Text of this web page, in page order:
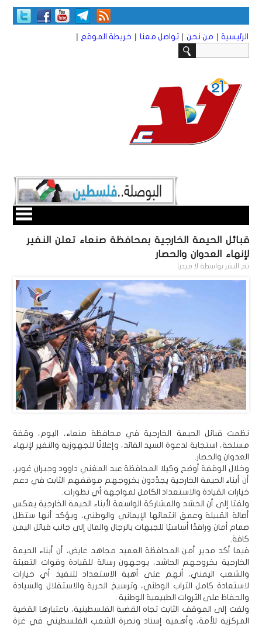
الرئيسية | من نحن | تواصل معنا | خريطة الموقع |
قبائل الحيمة الخارجية بمحافظة صنعاء تعلن النفير
لإنهاء العدوان والحصار
تم النشر بواسطة لا ميديا
نظمت قبائل الحيمة الخارجية في محافظة صنعاء، اليوم، وقفة
مسلحة، استجابة لدعوة السيد القائد، وإعلانًا للجهوزية والنفير لإنهاء
العدوان والحصار.
وخلال الوقفة أوضح وكيلا المحافظة عبد المغني داوود وجبران غوبر،
أن أبناء الحيمة الخارجية يجدّدون بخروجهم موقفهم الثابت في دعم
خيارات القيادة والاستعداد الكامل لمواجهة أي تطورات.
ولفتا إلى أن الحشد والمشاركة الواسعة لأبناء الحيمة الخارجية يعكس
أصالة القبيلة وعمق انتمائها الإيماني والوطني، ويؤكد أنها ستظل
صمام أمان ورافدًا أساسيًا للجبهات بالرجال والمال إلى جانب قبائل اليمن
كافة.
فيما أكد مدير أمن المحافظة العميد مجاهد عايض، أن أبناء الحيمة
الخارجية بخروجهم الحاشد، يوجهون رسالة للقيادة وقوات التعبئة
والشعب اليمني، أنهم على أهبة الاستعداد لتنفيذ أي خيارات
لاستعادة كامل التراب الوطني، وترسيخ الحرية والاستقلال والسيادة
والحفاظ على الثروات الطبيعية الوطنية .
ولفت إلى الموقف الثابت تجاه القضية الفلسطينية، باعتبارها القضية
المركزية للأمة، وأهمية إسناد ونصرة الشعب الفلسطيني في غزة